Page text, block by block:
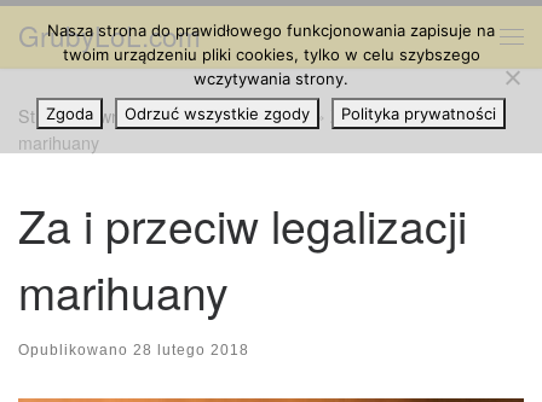
Przejdź do treści
GrubyLoL.com
Strona główna » Cannabis na Świecie » Za i przeciw legalizacji
marihuany
Za i przeciw legalizacji
marihuany
Opublikowano 28 lutego 2018
Nasza strona do prawidłowego funkcjonowania zapisuje na
twoim urządzeniu pliki cookies, tylko w celu szybszego
wczytywania strony.
Zgoda
Odrzuć wszystkie zgody Polityka prywatności